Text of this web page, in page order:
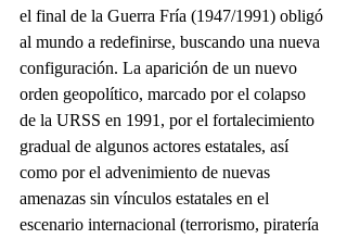
el final de la Guerra Fría (1947/1991) obligó
al mundo a redefinirse, buscando una nueva
configuración. La aparición de un nuevo
orden geopolítico, marcado por el colapso
de la URSS en 1991, por el fortalecimiento
gradual de algunos actores estatales, así
como por el advenimiento de nuevas
amenazas sin vínculos estatales en el
escenario internacional (terrorismo, piratería